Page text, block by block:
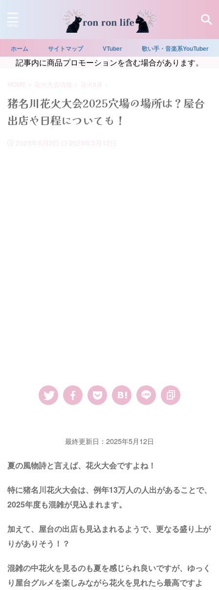
ホーム サイトマップ VTuber 歌い手・音楽系YouTuber
記事内に商品プロモーションを含む場合があります。
HOME > 花火大会情報 > 花火8月 >
猪名川花火大会2025穴場の場所は？屋台
出店や日程についても！
2023年6月3日 2025年5月12日
最終更新日：2025年5月12日
夏の風物詩と言えば、花火大会ですよね！
特に猪名川花火大会は、例年13万人の人出があることで、
2025年度も混雑が見込まれます。
加えて、屋台の出店も見込まれるようで、更なる盛り上が
りがありそう！？
混雑の中花火を見るのも夏を感じられ良いですが、ゆっく
り屋台グルメを楽しみながら花火を見れたら最高ですよ